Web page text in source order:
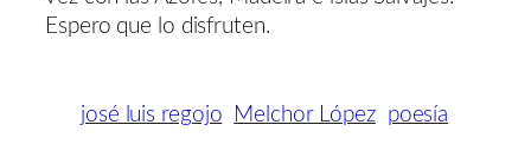
Espero que lo disfruten.
josé luis regojo Melchor López poesía